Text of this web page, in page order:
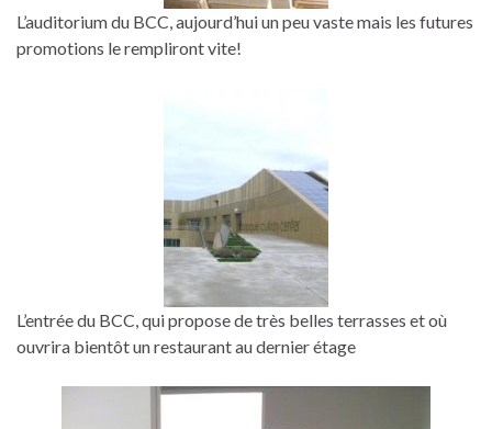
L’auditorium du BCC, aujourd’hui un peu vaste mais les futures
promotions le rempliront vite!
L’entrée du BCC, qui propose de très belles terrasses et où
ouvrira bientôt un restaurant au dernier étage